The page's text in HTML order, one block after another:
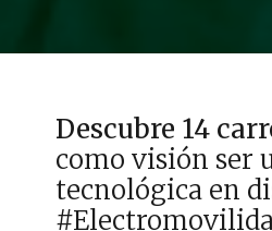
Descubre 14
como visión ser
tecnológica en